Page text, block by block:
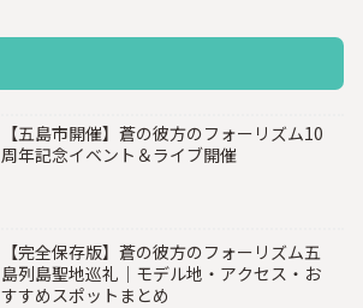
【五島市開催】蒼の彼方のフォーリズム10
周年記念イベント＆ライブ開催
【完全保存版】蒼の彼方のフォーリズム五
島列島聖地巡礼｜モデル地・アクセス・お
すすめスポットまとめ